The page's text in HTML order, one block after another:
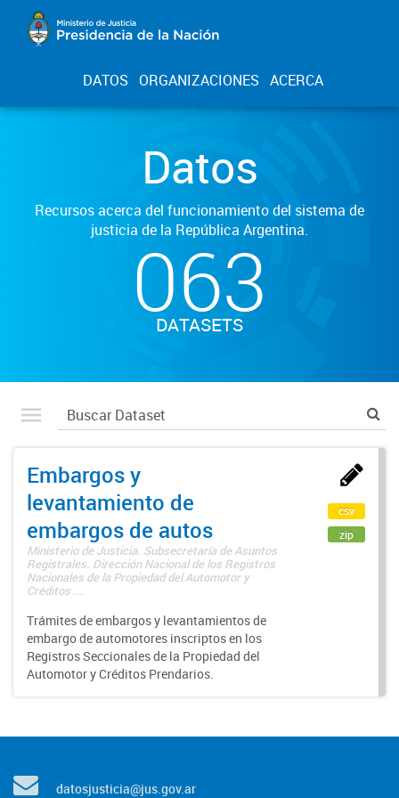
DATOS ORGANIZACIONES ACERCA
Datos
Recursos acerca del funcionamiento del sistema de
justicia de la República Argentina.
063
DATASETS
Embargos y
levantamiento de
embargos de autos
Ministerio de Justicia. Subsecretaría de Asuntos
Registrales. Dirección Nacional de los Registros
Nacionales de la Propiedad del Automotor y
Créditos ...
Trámites de embargos y levantamientos de
embargo de automotores inscriptos en los
Registros Seccionales de la Propiedad del
Automotor y Créditos Prendarios.
csv
zip
datosjusticia@jus.gov.ar